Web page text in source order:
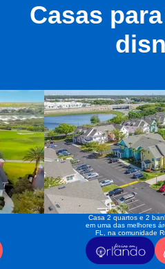
Casas
Casa 2 quartos e 2
em uma das melhores
FL, na comunidade